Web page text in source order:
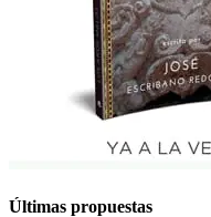
Últimas propuestas